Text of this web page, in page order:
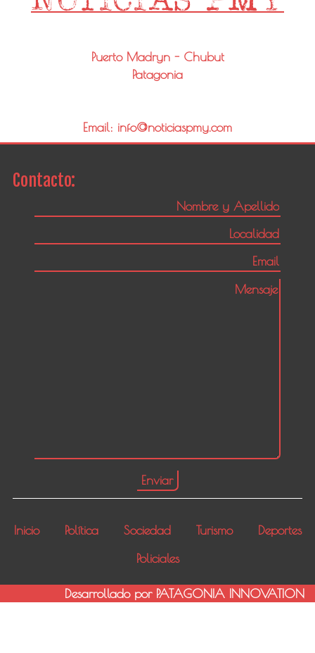
Puerto Madryn - Chubut
Patagonia
Email: info@noticiaspmy.com
Contacto:
Inicio Política Sociedad Turismo
Deportes
Policiales
Desarrollado por PATAGONIA INNOVATION